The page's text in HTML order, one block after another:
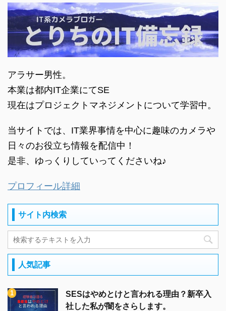
アラサー男性。
本業は都内IT企業にてSE
現在はプロジェクトマネジメントについて学習中。
当サイトでは、IT業界事情を中心に趣味のカメラや
日々のお役立ち情報を配信中！
是非、ゆっくりしていってくださいね♪
プロフィール詳細
サイト内検索
人気記事
SESはやめとけと言われる理由？新卒入
社した私が闇をさらします。